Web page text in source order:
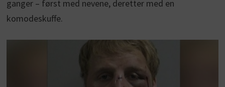
ganger – først med nevene, deretter med en
komodeskuffe.